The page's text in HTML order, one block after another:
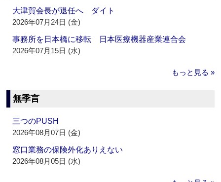
大津賀会長が退任へ ダイト
2026年07月24日 (金)
事務所を日本橋に移転 日本医療機器産業連合会
2026年07月15日 (水)
もっと見る »
無季言
三つのPUSH
2026年08月07日 (金)
窓口業務の保険外化ありえない
2026年08月05日 (水)